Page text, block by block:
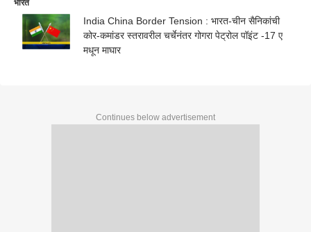
भारत
India China Border Tension : भारत-चीन सैनिकांची
कोर-कमांडर स्तरावरील चर्चेनंतर गोगरा पेट्रोल पॉइंट -17 ए
मधून माघार
Continues below advertisement